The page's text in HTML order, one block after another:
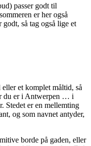
passer godt til
er her også
så tag også lige et
et komplet måltid, så
du er i Antwerpen … i
Stedet er en mellemting
og som navnet antyder,
borde på gaden, eller